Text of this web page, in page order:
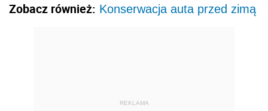
Zobacz również: Konserwacja auta przed zimą
REKLAMA